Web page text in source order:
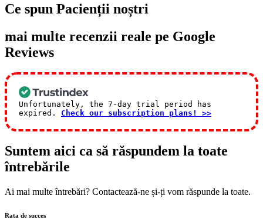
Ce spun Pacienții noștri
mai multe recenzii reale pe Google
Reviews
Unfortunately, the 7-day trial period has
expired. Check our subscription plans! >>
Suntem aici ca să răspundem la toate
întrebările
Ai mai multe întrebări? Contactează-ne și-ți vom răspunde la toate.
Rata de succes